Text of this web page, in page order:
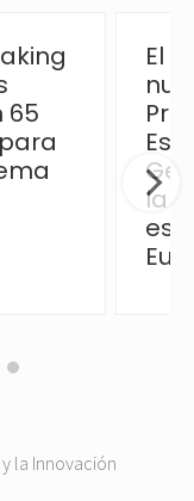
65
El
la
la Innovación